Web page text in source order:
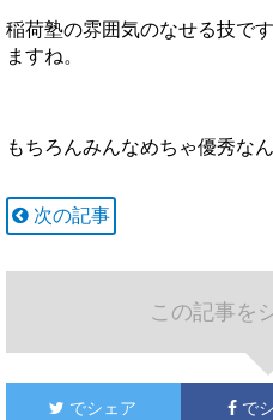
稲荷塾の雰囲気のなせる技で
ますね。
もちろんみんなめちゃ優秀な
次の記事
この記事を
でシェア で